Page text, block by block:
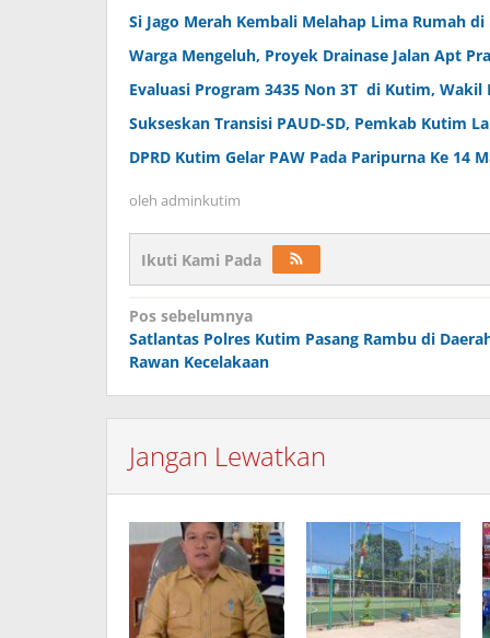
Si Jago Merah Kembali Melahap Lima Rumah di
Warga Mengeluh, Proyek Drainase Jalan Apt
Evaluasi Program 3435 Non 3T di Kutim,
Sukseskan Transisi PAUD-SD, Pemkab Kutim
DPRD Kutim Gelar PAW Pada Paripurna Ke 14
oleh adminkutim
Ikuti Kami Pada
Navigasi
pos
Pos sebelumnya
Satlantas Polres Kutim Pasang Rambu di
Rawan Kecelakaan
Jangan Lewatkan